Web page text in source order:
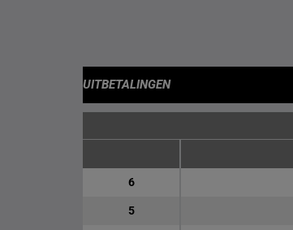
UITBETALINGEN
6
5